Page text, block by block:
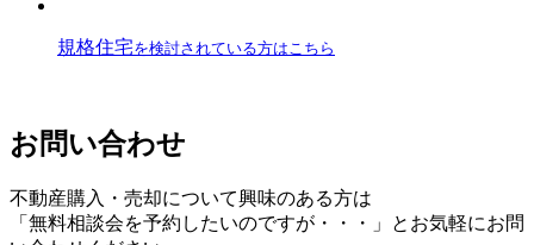
規格住宅を検討されている方はこちら
お問い合わせ
不動産購入・売却について興味のある方は
「無料相談会を予約したいのですが・・・」とお気軽にお問